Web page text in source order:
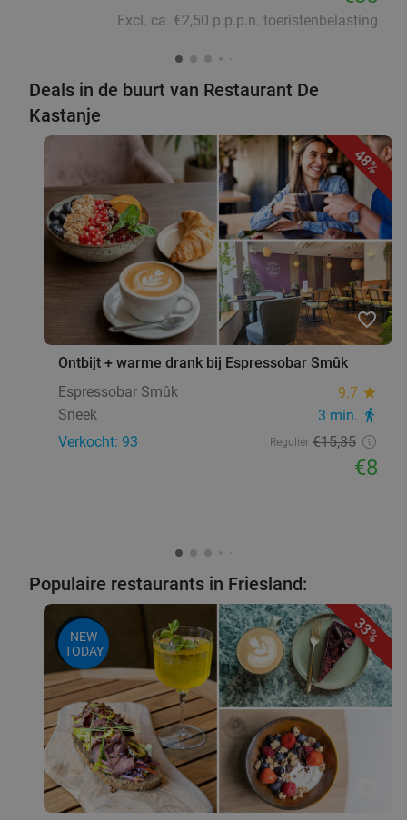
Excl. ca. €2,50 p.p.p.n. toeristenbelasting
Deals in de buurt van Restaurant De
Kastanje
48%
favorite_border
Ontbijt + warme drank bij Espressobar Smûk
Espressobar Smûk
9.7 star
Sneek 3 min. directions_walk
Verkocht: 93 Regulier €15,35
€8
Populaire restaurants in Friesland:
33%
NEW
TODAY